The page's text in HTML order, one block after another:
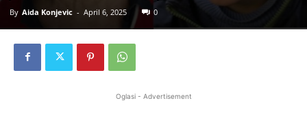
By Aida Konjevic - April 6, 2025 0
Oglasi - Advertisement